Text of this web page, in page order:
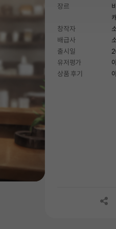
모으세요. 유기견
(뱀서라이크), 양로
다양한 미니게임을
관리해야 합니다. 스
개성 넘치는 조력자
감동의 멀티 엔딩 비
장르
창작자
배급사
출시일
유저평가
상품 후기
공